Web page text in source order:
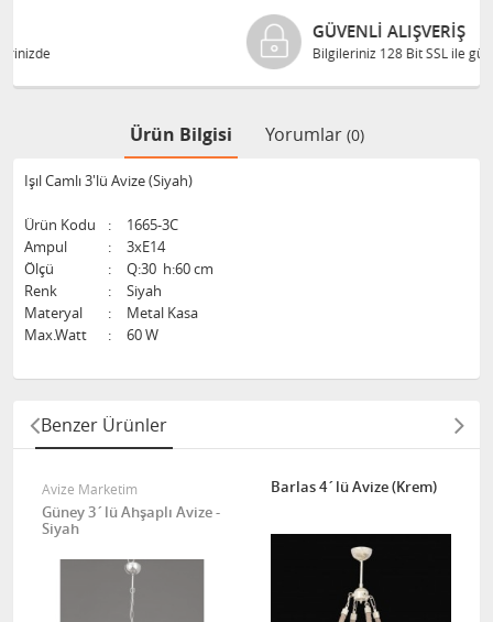
GÜVENLI ALIŞVERIŞ
Bilgileriniz 128 Bit SSL ile güvende
Ürün Bilgisi Yorumlar (0)
Işıl Camlı 3'lü Avize (Siyah)
Ürün Kodu :
1665-3C
Ampul
:
3xE14
Ölçü
:
Q:30 h:60 cm
Renk
:
Siyah
Materyal
:
Metal Kasa
Max.Watt
: 60 W
Benzer Ürünler
Avize Marketim
Güney 3´lü Ahşaplı Avize -
Siyah
Barlas 4´lü Avize (Krem)